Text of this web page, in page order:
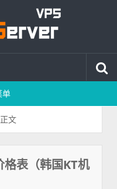
单
正文
表（韩国KT机